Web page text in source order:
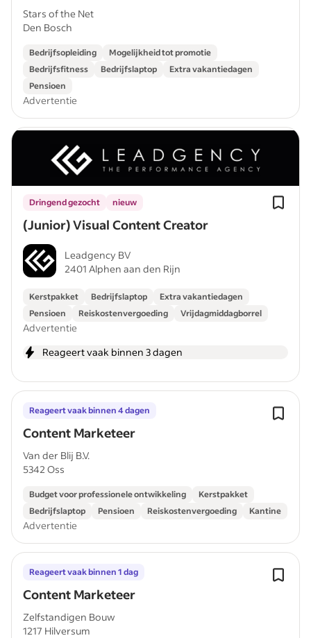
Stars of the Net
Den Bosch
Bedrijfsopleiding
Mogelijkheid tot promotie
Bedrijfsfitness
Bedrijfslaptop
Extra vakantiedagen
Pensioen
Advertentie
(Junior) Visual Content Creator
Dringend gezocht nieuw
Leadgency BV
2401 Alphen aan den Rijn
Kerstpakket Bedrijfslaptop
Extra vakantiedagen
Pensioen
Reiskostenvergoeding Vrijdagmiddagborrel
Advertentie
Reageert vaak binnen 3 dagen
Content Marketeer
Reageert vaak binnen 4 dagen
Van der Blij B.V.
5342 Oss
Budget voor professionele ontwikkeling
Kerstpakket
Bedrijfslaptop
Pensioen Reiskostenvergoeding Kantine
Advertentie
Content Marketeer
Reageert vaak binnen 1 dag
Zelfstandigen Bouw
1217 Hilversum